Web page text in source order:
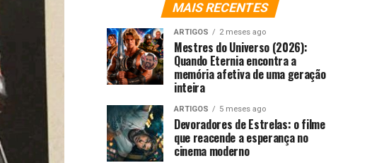
MAIS RECENTES
ARTIGOS 2 meses ago
Mestres do Universo (2026):
Quando Eternia encontra a
memória afetiva de uma geração
inteira
ARTIGOS 5 meses ago
Devoradores de Estrelas: o filme
que reacende a esperança no
cinema moderno